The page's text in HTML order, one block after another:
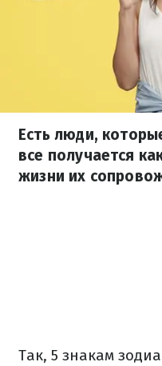
Есть люди,
все получается
жизни их
Так, 5 знакам